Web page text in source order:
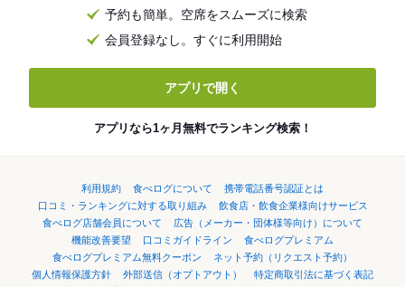
予約も簡単。空席をスムーズに検索
会員登録なし。すぐに利用開始
アプリで開く
アプリなら1ヶ月無料でランキング検索！
利用規約 食べログについて
携帯電話番号認証とは
口コミ・ランキングに対する取り組み
飲食店・飲食企業様向けサービス
食べログ店舗会員について
広告（メーカー・団体様等向け）について
機能改善要望
口コミガイドライン
食べログプレミアム
食べログプレミアム無料クーポン
ネット予約（リクエスト予約）
個人情報保護方針
外部送信（オプトアウト）
特定商取引法に基づく表記